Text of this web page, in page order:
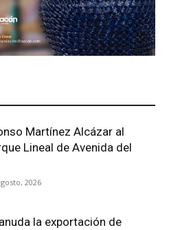
Martínez Alcázar al
Lineal de Avenida del
2026
la exportación de